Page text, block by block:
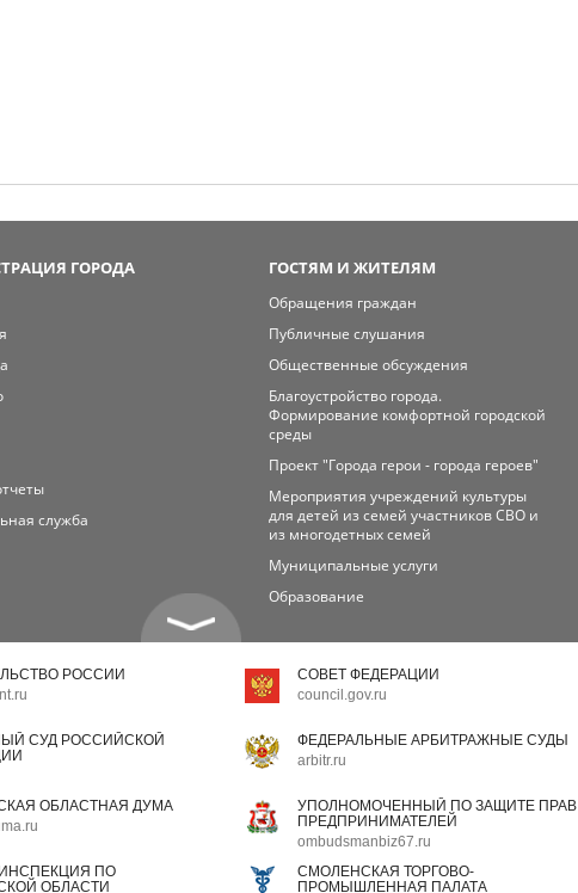
ГОРОДА
служба
ГОСТЯМ И ЖИТЕЛЯМ
Обращения граждан
Публичные слушания
Общественные обсуждения
Благоустройство города.
Формирование комфортной городской
среды
Проект "Города герои - города героев"
Мероприятия учреждений культуры
для детей из семей участников СВО и
из многодетных семей
Муниципальные услуги
Образование
РОССИИ
СОВЕТ ФЕДЕРАЦИИ
council.gov.ru
СУД РОССИЙСКОЙ
ФЕДЕРАЛЬНЫЕ АРБИТРАЖНЫЕ СУДЫ
arbitr.ru
ОБЛАСТНАЯ ДУМА
УПОЛНОМОЧЕННЫЙ ПО ЗАЩИТЕ ПРАВ
ПРЕДПРИНИМАТЕЛЕЙ
ombudsmanbiz67.ru
ПО
ОБЛАСТИ
СМОЛЕНСКАЯ ТОРГОВО-
ПРОМЫШЛЕННАЯ ПАЛАТА